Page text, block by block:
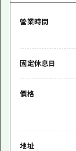
營業時間
固定休息日
價格
地址